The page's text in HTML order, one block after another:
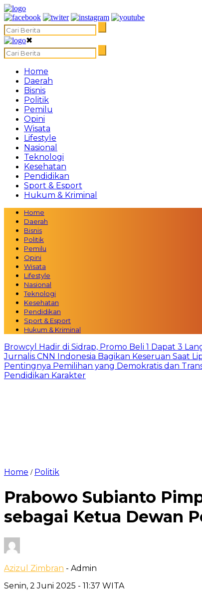
✖
Home
Daerah
Bisnis
Politik
Pemilu
Opini
Wisata
Lifestyle
Nasional
Teknologi
Kesehatan
Pendidikan
Sport & Esport
Hukum & Kriminal
Home
Daerah
Bisnis
Politik
Pemilu
Opini
Wisata
Lifestyle
Nasional
Teknologi
Kesehatan
Pendidikan
Sport & Esport
Hukum & Kriminal
Browcyl Hadir di Sidrap, Promo Beli 1 Dapat 3
Jurnalis CNN Indonesia Bagikan Keseruan Saat
Pentingnya Pemilihan yang Demokratis dan
Pendidikan Karakter
Home / Politik
Prabowo Subianto
sebagai Ketua Dewan
Azizul Zimbran - Admin
Senin, 2 Juni 2025 - 11:37 WITA